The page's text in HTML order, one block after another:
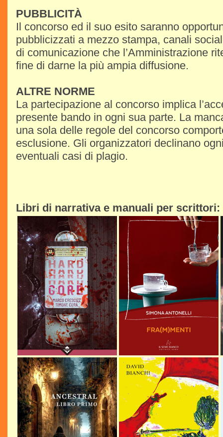
PUBBLICITÀ
Il concorso ed il suo esito saranno
pubblicizzati a mezzo stampa, canali
di comunicazione che l’Amministrazione
fine di darne la più ampia diffusione.
ALTRE NORME
La partecipazione al concorso implica
presente bando in ogni sua parte. La
una sola delle regole del concorso
esclusione. Gli organizzatori declinano
eventuali casi di plagio.
Libri di narrativa e manuali per scrittori: